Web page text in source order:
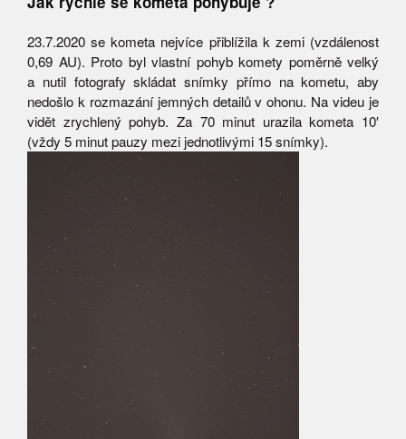
23.7.2020 se kometa nejvíce přiblížila k zemi (vzdálenost
0,69 AU). Proto byl vlastní pohyb komety poměrně velký
a nutil fotografy skládat snímky přímo na kometu, aby
nedošlo k rozmazání jemných detailů v ohonu. Na videu je
vidět zrychlený pohyb. Za 70 minut urazila kometa 10′
(vždy 5 minut pauzy mezi jednotlivými 15 snímky).